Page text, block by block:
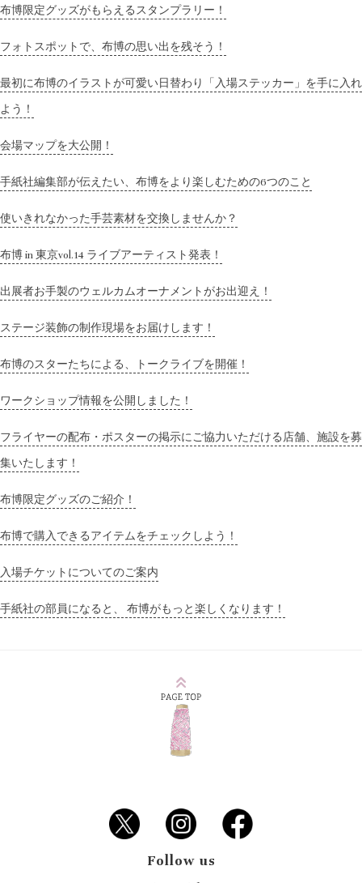
布博限定グッズがもらえるスタンプラリー！
フォトスポットで、布博の思い出を残そう！
最初に布博のイラストが可愛い日替わり「入場ステッカー」を手に入れ
よう！
会場マップを大公開！
手紙社編集部が伝えたい、布博をより楽しむための6つのこと
使いきれなかった手芸素材を交換しませんか？
布博 in 東京vol.14 ライブアーティスト発表！
出展者お手製のウェルカムオーナメントがお出迎え！
ステージ装飾の制作現場をお届けします！
布博のスターたちによる、トークライブを開催！
ワークショップ情報を公開しました！
フライヤーの配布・ポスターの掲示にご協力いただける店舗、施設を募
集いたします！
布博限定グッズのご紹介！
布博で購入できるアイテムをチェックしよう！
入場チケットについてのご案内
手紙社の部員になると、 布博がもっと楽しくなります！
Follow us